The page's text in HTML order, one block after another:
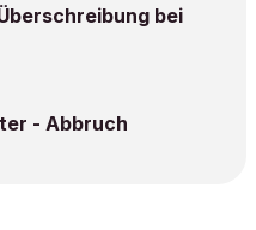
bei
- Abbruch